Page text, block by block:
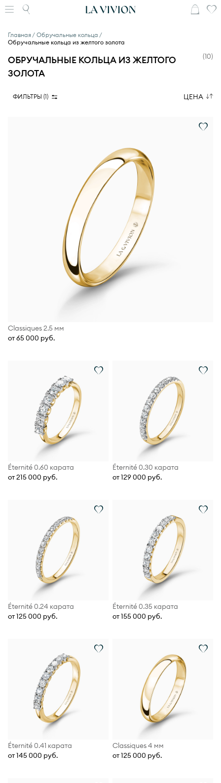
Главная
Обручальные кольца
Обручальные кольца из желтого золота
ОБРУЧАЛЬНЫЕ КОЛЬЦА ИЗ ЖЕЛТОГО
ЗОЛОТА
(10)
ФИЛЬТРЫ (1) ЦЕНА
Classiques 2.5 мм
от 65 000 руб.
Éternité 0.60 карата
от 215 000 руб.
Éternité 0.30 карата
от 129 000 руб.
Éternité 0.24 карата
от 125 000 руб.
Éternité 0.35 карата
от 155 000 руб.
Éternité 0.41 карата
от 145 000 руб.
Classiques 4 мм
от 125 000 руб.